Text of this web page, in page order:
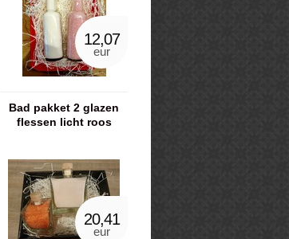
12,07
eur
Bad pakket 2 glazen
flessen licht roos
20,41
eur